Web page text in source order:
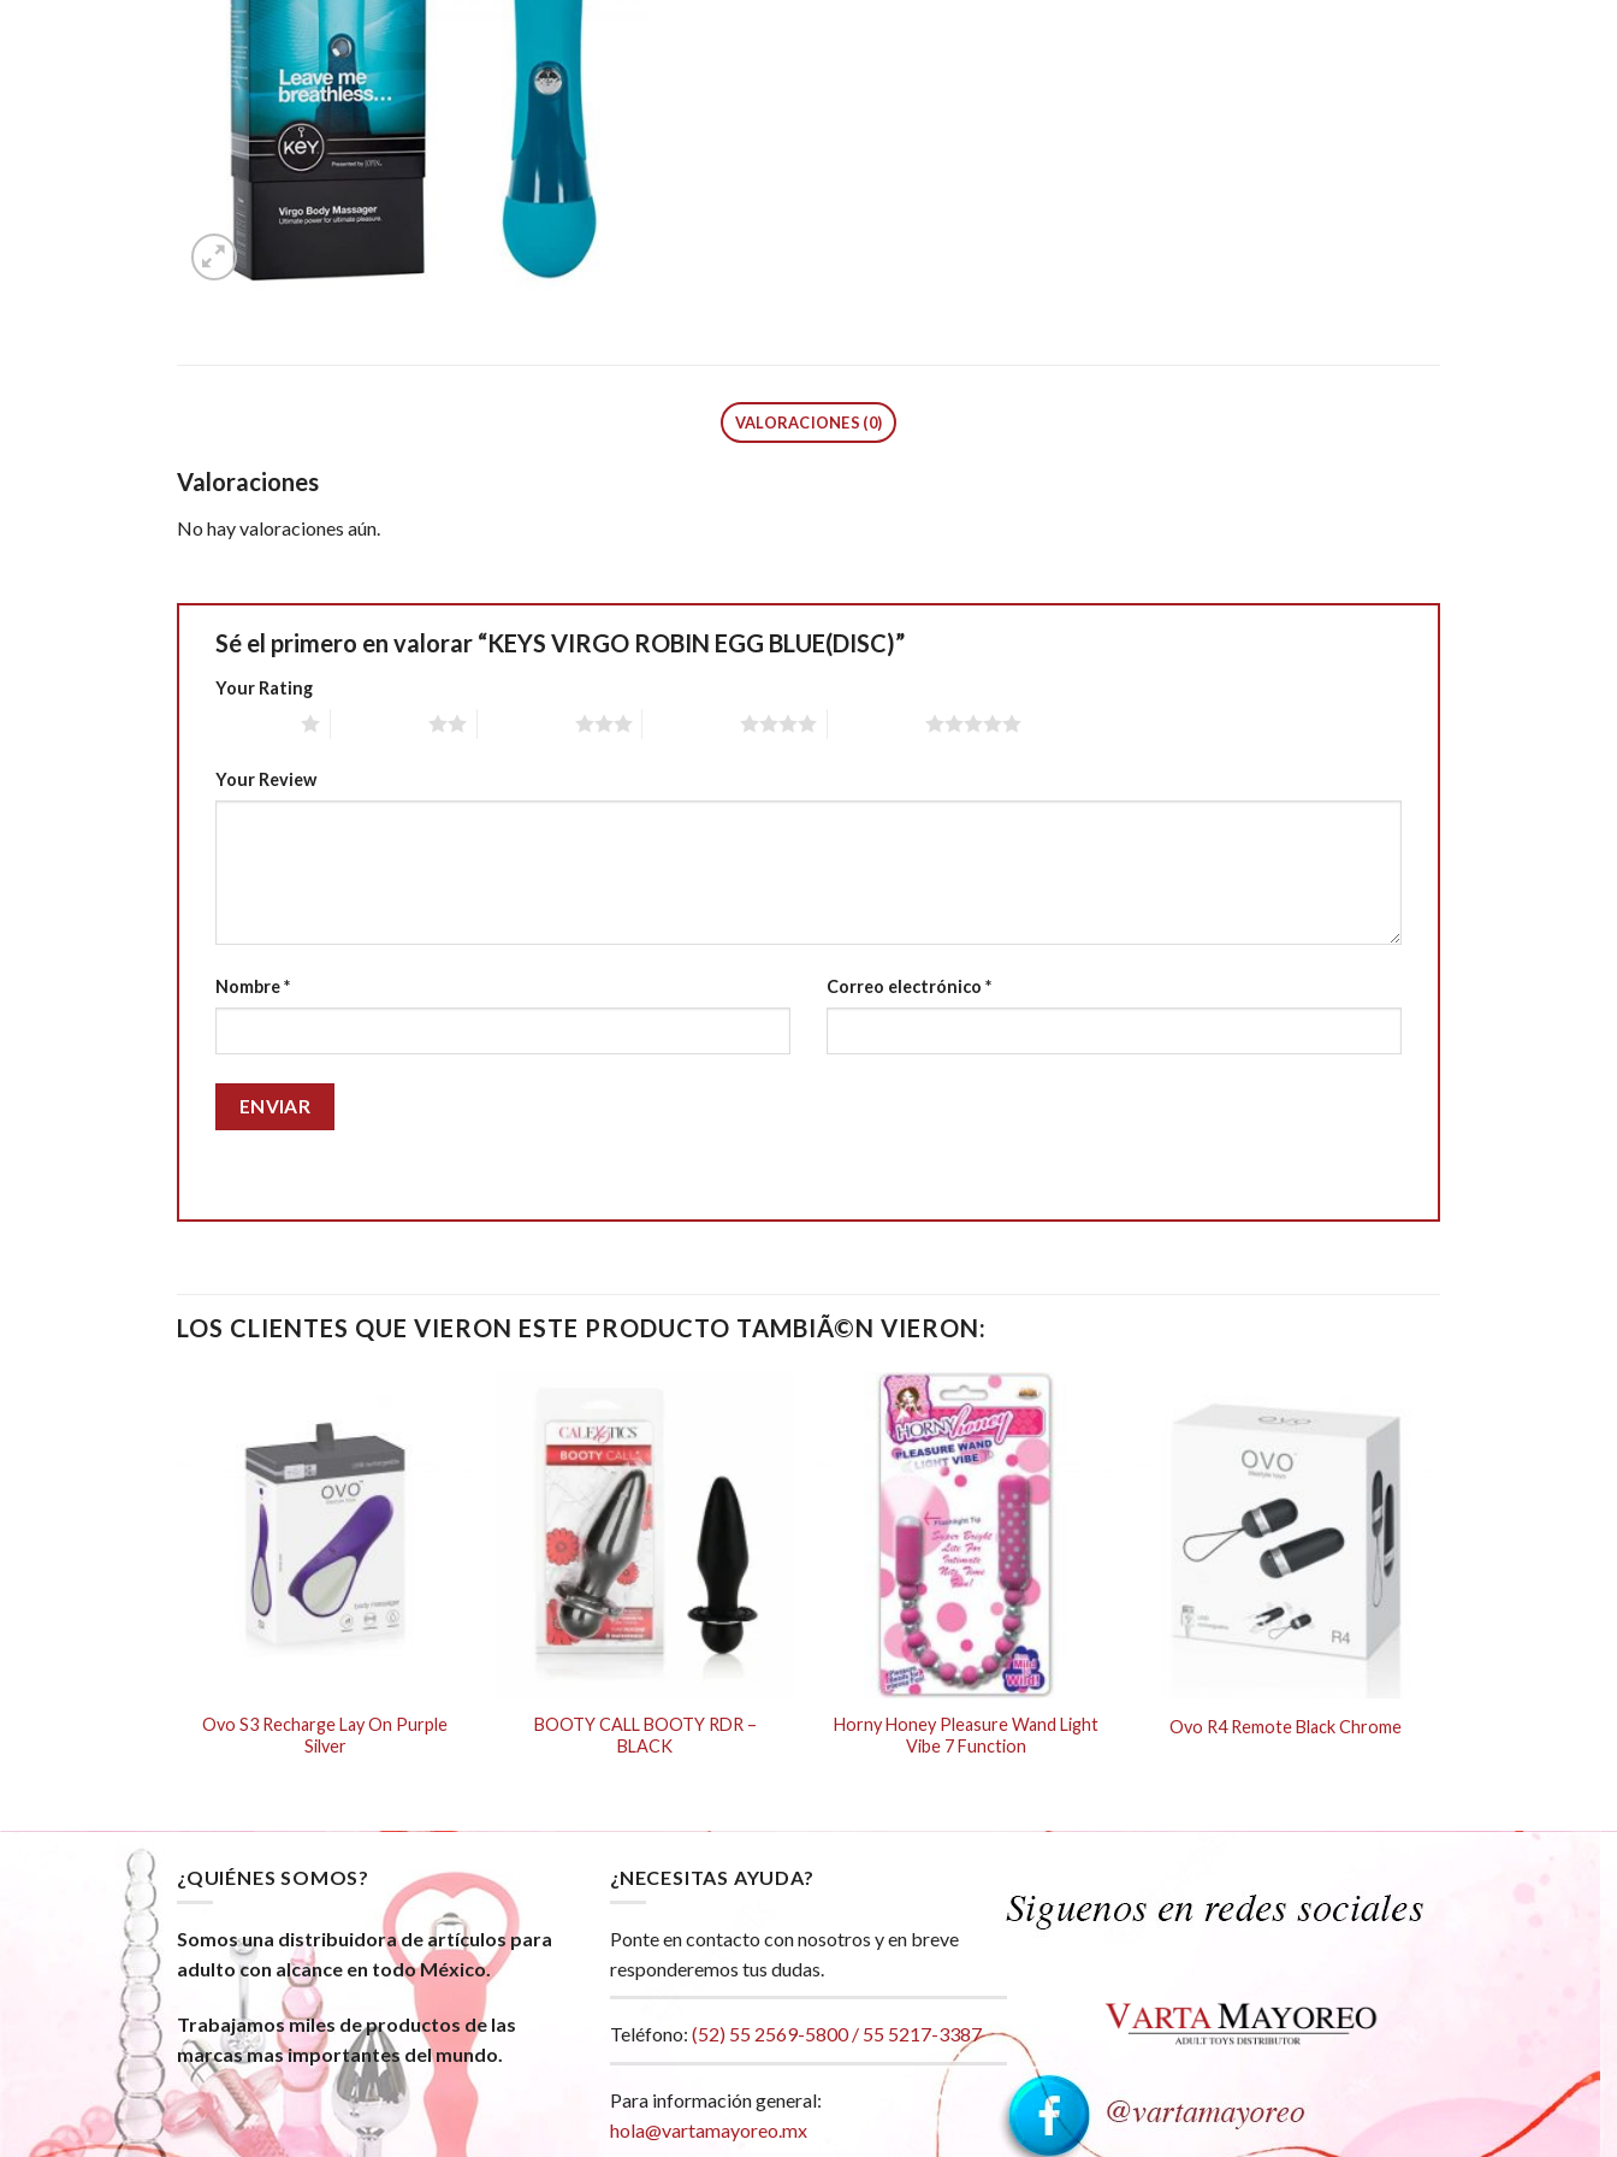
VALORACIONES (0)
Valoraciones
No hay valoraciones aún.
Sé el primero en valorar “KEYS VIRGO ROBIN EGG BLUE(DISC)”
Your Rating
Your Review
Nombre* Correo electrónico *
LOS CLIENTES QUE VIERON ESTE PRODUCTO TAMBIÃ©N VIERON:
Ovo S3 Recharge Lay On Purple
Silver
BOOTY CALL BOOTY RDR –
BLACK
Horny Honey Pleasure Wand Light
Vibe 7 Function
Ovo R4 Remote Black Chrome
¿QUIÉNES SOMOS?
Somos una distribuidora de artículos para
adulto con alcance en todo México.
Trabajamos miles de productos de las
marcas mas importantes del mundo.
¿NECESITAS AYUDA?
Ponte en contacto con nosotros y en breve
responderemos tus dudas.
Teléfono: (52) 55 2569-5800 / 55 5217-3387
Para información general:
hola@vartamayoreo.mx